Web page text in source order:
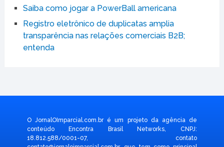
Saiba como jogar a PowerBall americana
Registro eletrônico de duplicatas amplia
transparência nas relações comerciais B2B;
entenda
O JornalOImparcial.com.br é um projeto da agência de
conteúdo Encontra Brasil Networks, CNPJ:
18.812.588/0001-07, contato